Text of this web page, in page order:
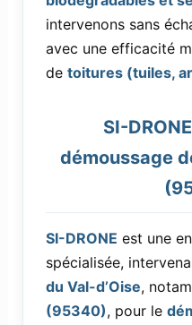
intervenons sans
avec une efficacité
de toitures (tuiles,
SI-
démoussage
SI-DRONE est une
spécialisée,
du Val-d’Oise,
(95340), pour le